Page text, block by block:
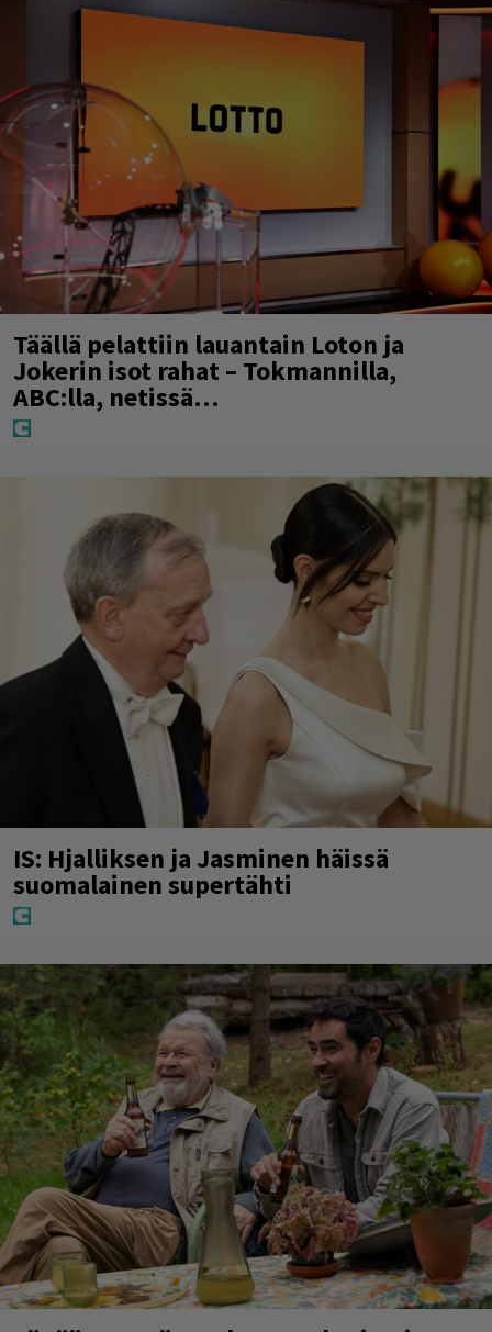
Täällä pelattiin lauantain Loton ja
Jokerin isot rahat – Tokmannilla,
ABC:lla, netissä…
IS: Hjalliksen ja Jasminen häissä
suomalainen supertähti